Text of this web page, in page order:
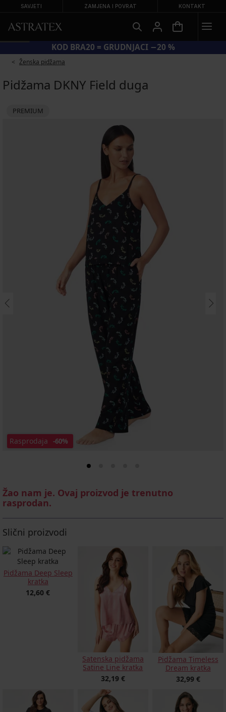
SAVJETI ZAMJENA I POVRAT KONTAKT
KOD BRA20 = GRUDNJACI −20 %
Ženska pidžama
Pidžama DKNY Field duga
PREMIUM
Rasprodaja -60%
Žao nam je. Ovaj proizvod je trenutno
rasprodan.
Slični proizvodi
Pidžama Deep Sleep
kratka
12,60 €
Satenska pidžama
Satine Line kratka
32,19 €
Pidžama Timeless
Dream kratka
32,99 €